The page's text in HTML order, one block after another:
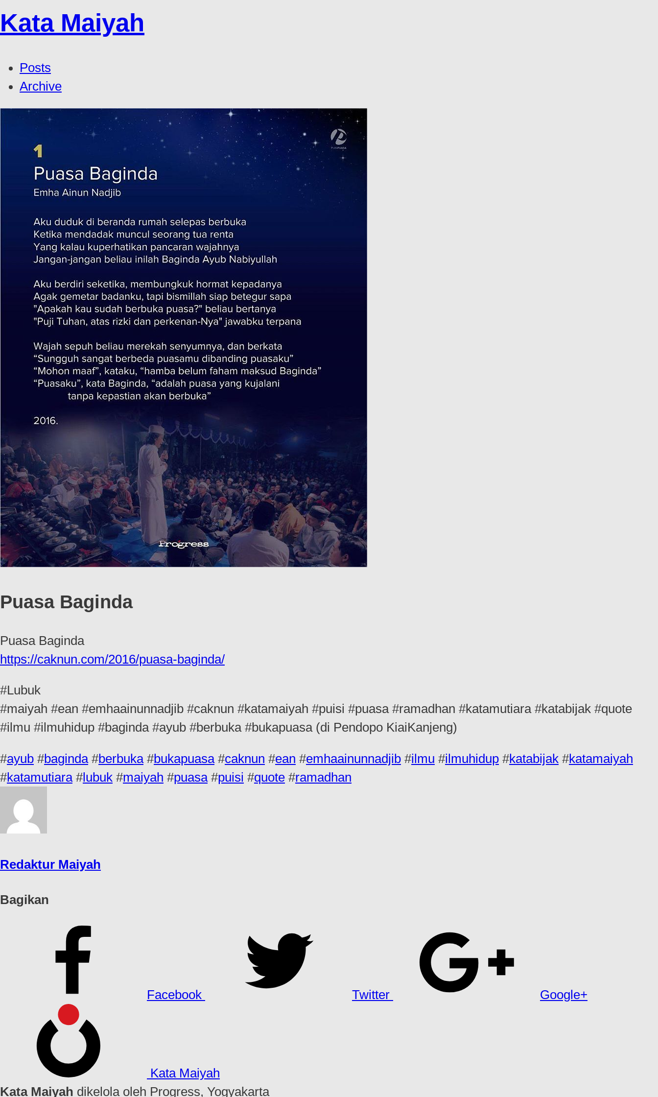
Kata Maiyah
Posts
Archive
Puasa Baginda
Puasa Baginda
https://caknun.com/2016/puasa-baginda/
#Lubuk
#maiyah #ean #emhaainunnadjib #caknun #katamaiyah #puisi #puasa #ramadhan #katamutiara #katabijak #quote
#ilmu #ilmuhidup #baginda #ayub #berbuka #bukapuasa (di Pendopo KiaiKanjeng)
#ayub #baginda#berbuka#bukapuasa#caknun #ean #emhaainunnadjib #ilmu #ilmuhidup #katabijak #katamaiyah
#katamutiara#lubuk #maiyah #puasa#puisi #quote #ramadhan
Redaktur Maiyah
Bagikan
Facebook Twitter Google+
Kata Maiyah
Kata Maiyah dikelola oleh Progress, Yogyakarta